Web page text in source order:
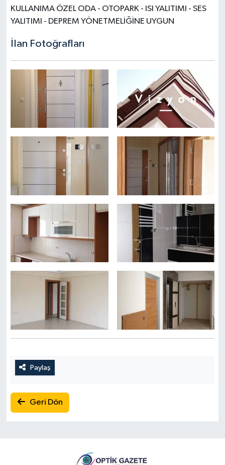
KULLANIMA ÖZEL ODA - OTOPARK - ISI YALITIMI - SES
YALITIMI - DEPREM YÖNETMELİĞİNE UYGUN
İlan Fotoğrafları
Paylaş
Geri Dön